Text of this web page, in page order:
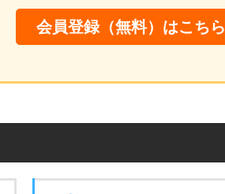
会員登録（無料）はこちら